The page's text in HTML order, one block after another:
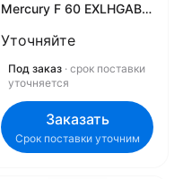
Mercury F 60 EXLHGABT
F60EXLHGABTEFISEAPRO
Уточняйте
Под заказ · срок поставки
уточняется
Заказать
Срок поставки уточним